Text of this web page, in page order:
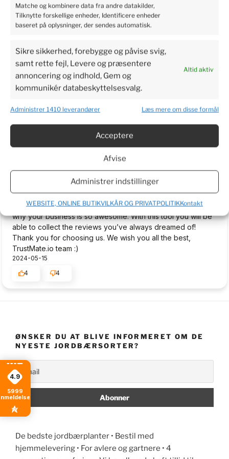
Matche og kombinere data fra andre datakilder,
Tilknytte forskellige enheder, Identificere enheder
baseret på oplysninger, der sendes automatisk.
Sikre sikkerhed, forebygge og påvise svig,
samt rette fejl, Levere og præsentere
annoncering og indhold, Gem og
kommunikér databeskyttelsesvalg.
Altid aktiv
Administrer 1410 leverandører Læs mere om disse formål
Acceptere
Afvise
Administrer indstillinger
WEBSITE, ONLINE BUTIKVILKÅR OG PRIVATPOLITIKKontakt
5
Perfect service, I recommend it.
2024-06-03
Bjarne
3
review. Have waited more than a week now. To long to wait.
TrustMate.io... unverified review
Welcome on board! We are happy to help you simplify the
review process for your customers and let everyone know
why your business is so awesome. With this tool you will be
able to collect the reviews you’ve always dreamed of!
Thank you for choosing us. We wish you all the best,
TrustMate.io team :)
2024-05-15
4
4
ØNSKER DU AT BLIVE INFORMERET OM DE
NYESTE JORDBÆRSORTER?
De bedste jordbærplanter • Bestil med
hjemmelevering • For avlere og gartnere • 4
4.9
5999